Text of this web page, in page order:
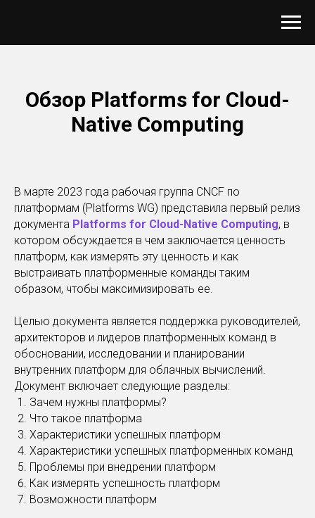
Обзор Platforms for Cloud-
Native Computing
В марте 2023 года рабочая группа CNCF по
платформам (Platforms WG) представила первый релиз
документа Platforms for Cloud-Native Computing, в
котором обсуждается в чем заключается ценность
платформ, как измерять эту ценность и как
выстраивать платформенные команды таким
образом, чтобы максимизировать ее.
Целью документа является поддержка руководителей,
архитекторов и лидеров платформенных команд в
обосновании, исследовании и планировании
внутренних платформ для облачных вычислений.
Документ включает следующие разделы:
Зачем нужны платформы?
Что такое платформа
Характеристики успешных платформ
Характеристики успешных платформенных команд
Проблемы при внедрении платформ
Как измерять успешность платформ
Возможности платформ